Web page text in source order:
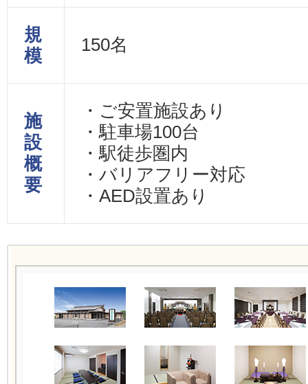
規
模
150名
施
設
概
要
・ご安置施設あり
・駐車場100台
・駅徒歩圏内
・バリアフリー対応
・AED設置あり